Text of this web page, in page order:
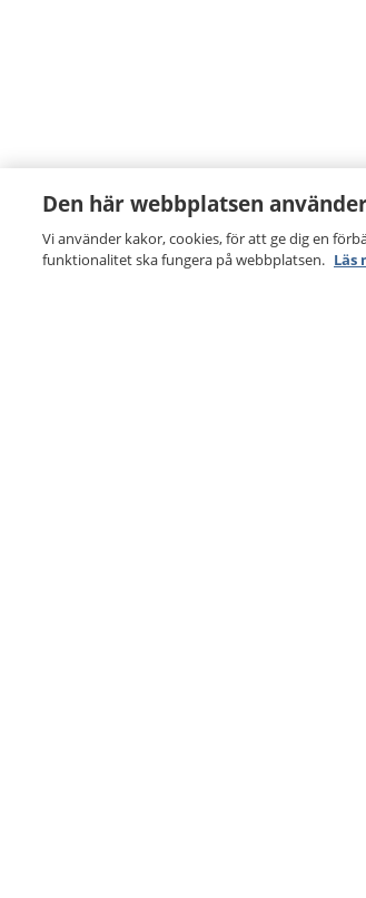
Den här webbplatsen
Vi använder kakor, cookies, för att ge dig en
funktionalitet ska fungera på webbplatsen. Läs